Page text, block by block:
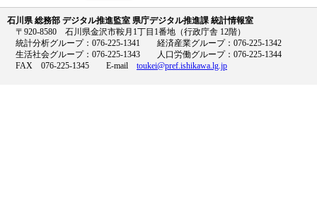
石川県 総務部 デジタル推進監室 県庁デジタル推進課 統計情報室
〒920-8580 石川県金沢市鞍月1丁目1番地（行政庁舎 12階）
統計分析グループ：076-225-1341 経済産業グループ：076-225-1342
生活社会グループ：076-225-1343 人口労働グループ：076-225-1344
FAX 076-225-1345 E-mail toukei@pref.ishikawa.lg.jp